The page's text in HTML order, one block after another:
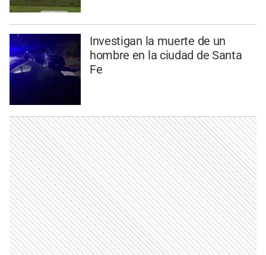
Investigan la muerte de un
hombre en la ciudad de Santa
Fe